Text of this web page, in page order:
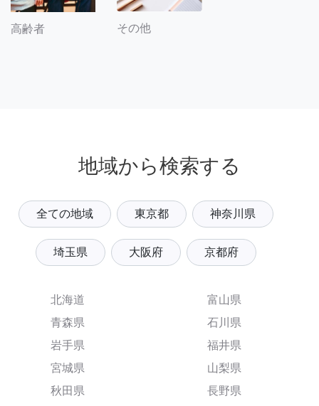
高齢者 その他
地域から検索する
全ての地域 東京都 神奈川県
埼玉県 大阪府 京都府
北海道
青森県
岩手県
宮城県
秋田県
富山県
石川県
福井県
山梨県
長野県